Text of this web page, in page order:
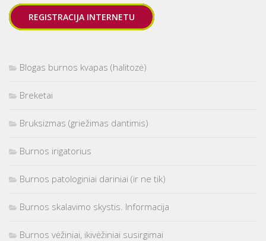
REGISTRACIJA INTERNETU
Blogas burnos kvapas (halitozė)
Breketai
Bruksizmas (griežimas dantimis)
Burnos irigatorius
Burnos patologiniai dariniai (ir ne tik)
Burnos skalavimo skystis. Informacija
Burnos vėžiniai, ikivėžiniai susirgimai